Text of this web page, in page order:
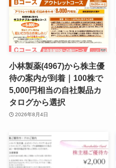
小林製薬(4967)から株主優
待の案内が到着｜100株で
5,000円相当の自社製品カ
タログから選択
2026年8月4日